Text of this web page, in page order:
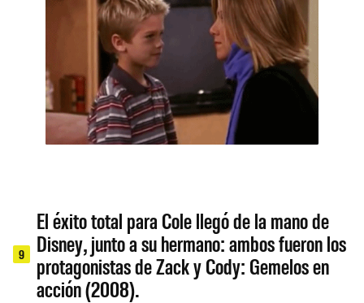
9
El éxito total para Cole llegó de la mano de
Disney, junto a su hermano: ambos fueron los
protagonistas de Zack y Cody: Gemelos en
acción (2008).